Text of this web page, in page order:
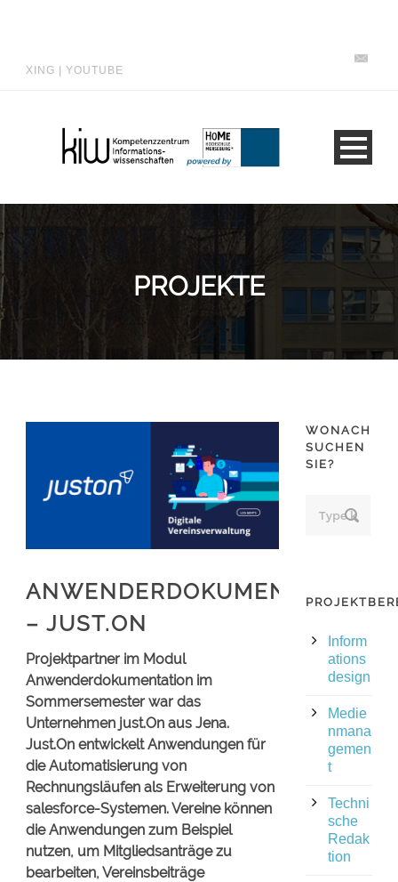
XING YOUTUBE
PROJEKTE
ANWENDERDOKUMENTATION
– JUST.ON
Projektpartner im Modul
Anwenderdokumentation im
Sommersemester war das
Unternehmen just.On aus Jena.
Just.On entwickelt Anwendungen für
die Automatisierung von
Rechnungsläufen als Erweiterung von
salesforce-Systemen. Vereine können
die Anwendungen zum Beispiel
nutzen, um Mitgliedsanträge zu
bearbeiten, Vereinsbeiträge
WONACH
SUCHEN
SIE?
Inform
ations
design
Medie
nmana
gemen
t
Techni
sche
Redak
tion